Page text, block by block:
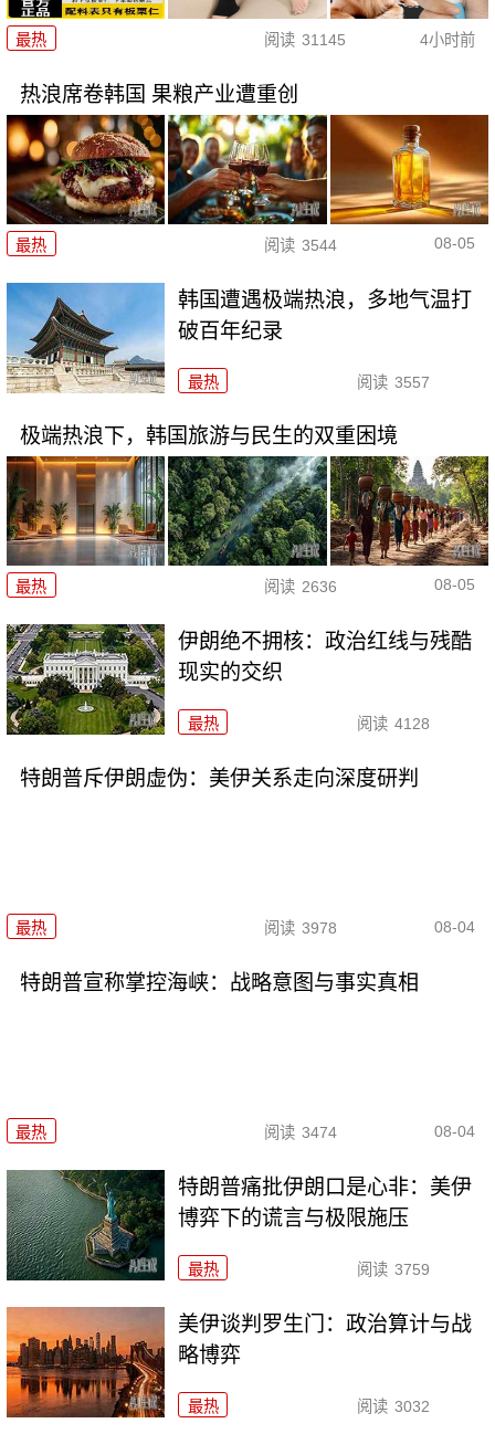
最热 阅读 31145 4小时前
热浪席卷韩国 果粮产业遭重创
最热 阅读 3544 08-05
韩国遭遇极端热浪，多地气温打
破百年纪录
最热 阅读 3557
极端热浪下，韩国旅游与民生的双重困境
最热 阅读 2636 08-05
伊朗绝不拥核：政治红线与残酷
现实的交织
最热 阅读 4128
特朗普斥伊朗虚伪：美伊关系走向深度研判
最热 阅读 3978 08-04
特朗普宣称掌控海峡：战略意图与事实真相
最热 阅读 3474 08-04
特朗普痛批伊朗口是心非：美伊
博弈下的谎言与极限施压
最热 阅读 3759
美伊谈判罗生门：政治算计与战
略博弈
最热 阅读 3032